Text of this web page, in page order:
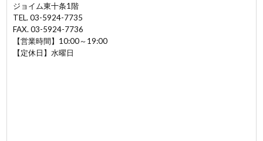
ジョイム東十条1階
TEL. 03-5924-7735
FAX. 03-5924-7736
【営業時間】10:00～19:00
【定休日】水曜日